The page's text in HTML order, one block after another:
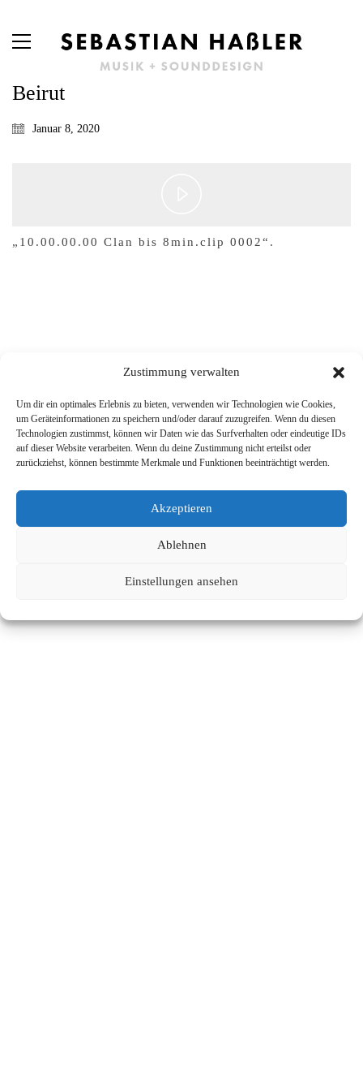
Zustimmung verwalten
Um dir ein optimales Erlebnis zu bieten, verwenden wir Technologien wie Cookies,
um Geräteinformationen zu speichern und/oder darauf zuzugreifen. Wenn du diesen
Technologien zustimmst, können wir Daten wie das Surfverhalten oder eindeutige IDs
auf dieser Website verarbeiten. Wenn du deine Zustimmung nicht erteilst oder
zurückziehst, können bestimmte Merkmale und Funktionen beeinträchtigt werden.
Akzeptieren
Ablehnen
Einstellungen ansehen
Beirut
Januar 8, 2020
Video
„10.00.00.00 Clan bis 8min.clip 0002“.